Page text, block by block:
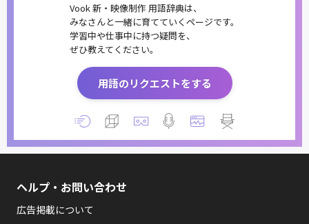
Vook 新・映像制作 用語辞典は、
みなさんと一緒に育てていくページです。
学習中や仕事中に持つ疑問を、
ぜひ教えてください。
用語のリクエストをする
ヘルプ・お問い合わせ
広告掲載について